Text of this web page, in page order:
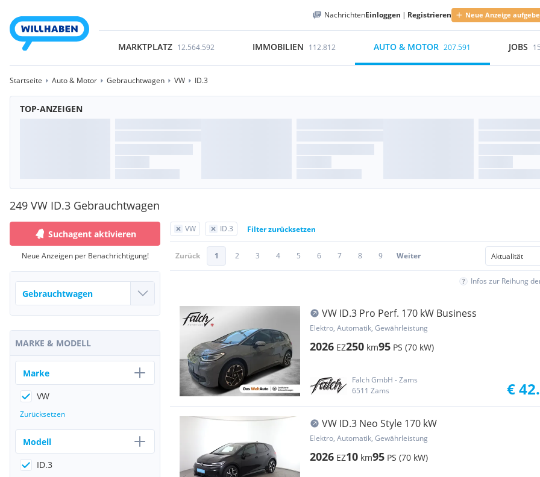
NachrichtenEinloggen | Registrieren Neue Anzeige
MARKTPLATZ 12.564.592 IMMOBILIEN 112.812 AUTO & MOTOR 207.591 JOBS
Startseite Auto & Motor Gebrauchtwagen VW ID.3
TOP-ANZEIGEN
249 VW ID.3 Gebrauchtwagen
VW ID.3 Filter zurücksetzen
Zurück 1 2 3 4 5 6 7 8 9 Weiter
Infos zur Reihung
VW ID.3 Pro Perf. 170 kW Business
Elektro, Automatik, Gewährleistung
2026 EZ250 km95 PS (70 kW)
Falch GmbH - Zams
6511 Zams
€
VW ID.3 Neo Style 170 kW
Elektro, Automatik, Gewährleistung
2026 EZ10 km95 PS (70 kW)
Suchagent aktivieren
Neue Anzeigen per Benachrichtigung!
MARKE & MODELL
Marke
VW
Zurücksetzen
Modell
ID.3